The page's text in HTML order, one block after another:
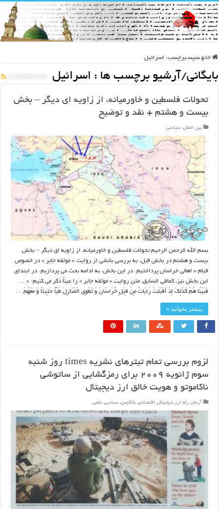
خانه سپس برچسب: اسرائیل
بایگانی/آرشیو برچسب ها : اسرائیل
تحولات فلسطین و خاورمیانه، از زاویه ای دیگر – بخش
بیست و هشتم + نقد و توضیح
بین الملل, سیاسی
بسم الله الرحمن الرحیم تحولات فلسطین و خاورمیانه، از زاویه ای دیگر – بخش
بیست و هشتم در بخش قبل، به بررسی بخشی از روایت « موثقه جابر » در خصوص
قیام « اهالی خراسان پرداختیم. در این بخش، به ادامه بحث می پردازیم. در ابتدای
این بخش نیز، کمافی السابق، متن روایت « موثقه جابر » را عیناً ذکر می کنیم: « …
فَبَیْنَا هُمْ کَذَلِکَ إِذْ أَقْبَلَتْ رَایَاتٌ مِنْ قِبَلِ خُرَاسَانَ وَ تَطْوِی الْمَنَازِلَ طَیّاً حَثِیثاً وَ مَعَهُمْ …
بیشتر بخوانید »
لزوم بررسی تمام تیترهای نشریه times روز شنبه
سوم ژانویه ۲۰۰۹ برای رمزگشایی از ساتوشی
ناکاموتو و هویت خالق ارز دیجیتال
آرمان راه, ارز دیجیتال, اقتصادی, بلاکچین, سیاسی, علمی